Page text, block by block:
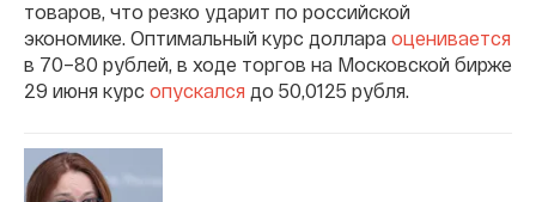
товаров, что резко ударит по российской
экономике. Оптимальный курс доллара оценивается
в 70–80 рублей, в ходе торгов на Московской бирже
29 июня курс опускался до 50,0125 рубля.